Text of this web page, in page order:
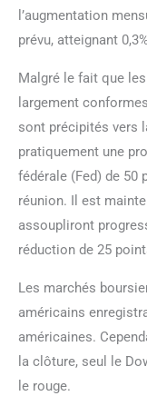
l’augmentation
prévu, atteignant
Malgré le fait que
largement
sont précipités vers
pratiquement une
fédérale (Fed) de 50
réunion. Il est
assoupliront
réduction de 25
Les marchés
américains
américaines.
la clôture, seul le
le rouge.